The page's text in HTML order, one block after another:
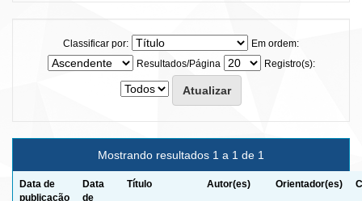
Classificar por:
Em ordem:
Resultados/Página
Registro(s):
Mostrando resultados 1 a 1 de 1
Data de
publicação
Data
de
Título Autor(es) Orientador(es)